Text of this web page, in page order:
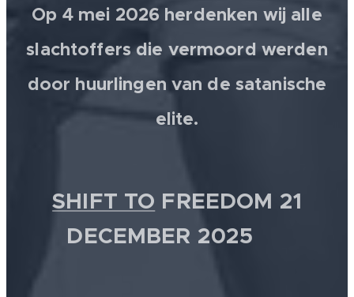
Op 4 mei 2026 herdenken wij alle
slachtoffers die vermoord werden
door huurlingen van de satanische
elite.
SHIFT TO FREEDOM 21
DECEMBER 2025 💫